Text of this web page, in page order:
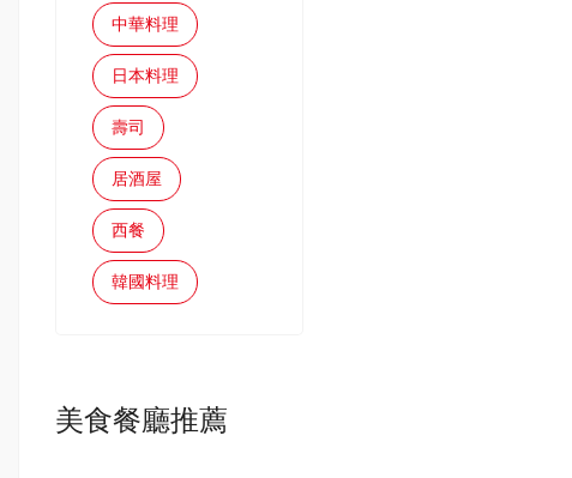
中華料理
日本料理
壽司
居酒屋
西餐
韓國料理
美食餐廳推薦